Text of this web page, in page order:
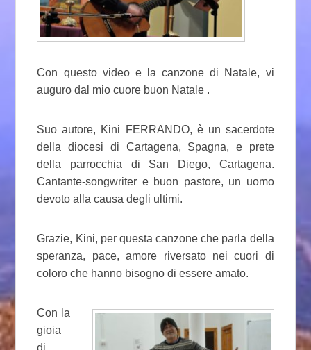
Con questo video e la canzone di Natale, vi
auguro dal mio cuore buon Natale .
Suo autore, Kini FERRANDO, è un sacerdote
della diocesi di Cartagena, Spagna, e prete
della parrocchia di San Diego, Cartagena.
Cantante-songwriter e buon pastore, un uomo
devoto alla causa degli ultimi.
Grazie, Kini, per questa canzone che parla della
speranza, pace, amore riversato nei cuori di
coloro che hanno bisogno di essere amato.
Con la
gioia